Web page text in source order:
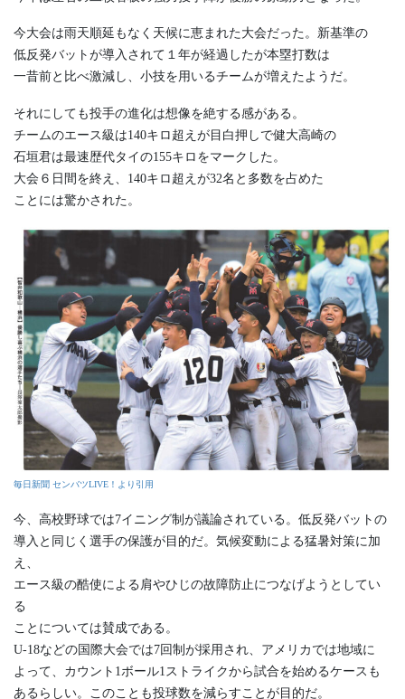
今大会は雨天順延もなく天候に恵まれた大会だった。新基準の
低反発バットが導入されて１年が経過したが本塁打数は
一昔前と比べ激減し、小技を用いるチームが増えたようだ。
それにしても投手の進化は想像を絶する感がある。
チームのエース級は140キロ超えが目白押しで健大高崎の
石垣君は最速歴代タイの155キロをマークした。
大会６日間を終え、140キロ超えが32名と多数を占めた
ことには驚かされた。
毎日新聞 センバツLIVE！より引用
今、高校野球では7イニング制が議論されている。低反発バットの
導入と同じく選手の保護が目的だ。気候変動による猛暑対策に加
え、
エース級の酷使による肩やひじの故障防止につなげようとしてい
る
ことについては賛成である。
U-18などの国際大会では7回制が採用され、アメリカでは地域に
よって、カウント1ボール1ストライクから試合を始めるケースも
あるらしい。このことも投球数を減らすことが目的だ。